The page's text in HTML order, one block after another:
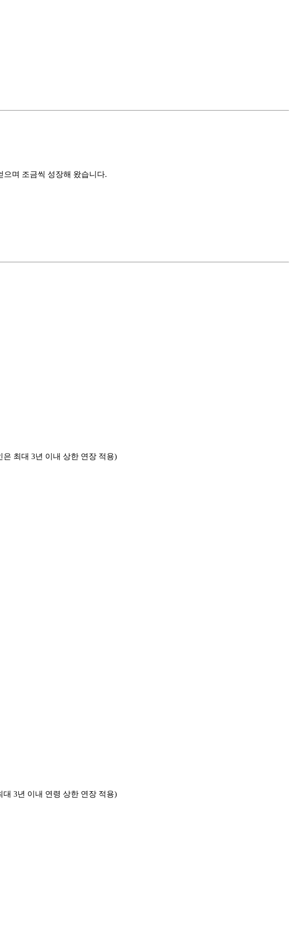
며 조금씩 성장해 왔습니다.
최대 3년 이내 상한 연장 적용)
3년 이내 연령 상한 연장 적용)